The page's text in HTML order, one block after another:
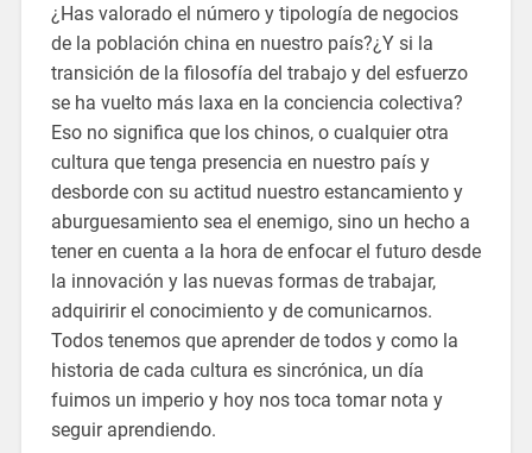
¿Has valorado el número y tipología de negocios
de la población china en nuestro país?¿Y si la
transición de la filosofía del trabajo y del esfuerzo
se ha vuelto más laxa en la conciencia colectiva?
Eso no significa que los chinos, o cualquier otra
cultura que tenga presencia en nuestro país y
desborde con su actitud nuestro estancamiento y
aburguesamiento sea el enemigo, sino un hecho a
tener en cuenta a la hora de enfocar el futuro desde
la innovación y las nuevas formas de trabajar,
adquiririr el conocimiento y de comunicarnos.
Todos tenemos que aprender de todos y como la
historia de cada cultura es sincrónica, un día
fuimos un imperio y hoy nos toca tomar nota y
seguir aprendiendo.